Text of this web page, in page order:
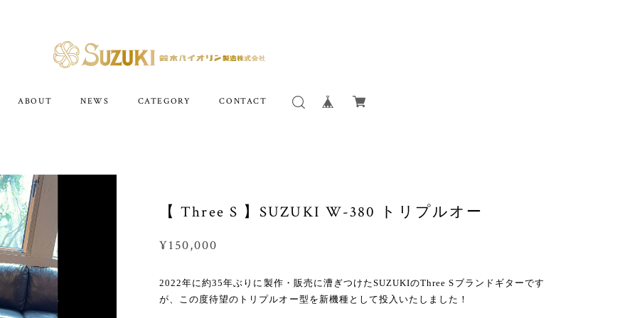
ABOUT NEWS CATEGORY CONTACT
【 Three S 】SUZUKI W-380 トリプルオー
¥150,000
2022年に約35年ぶりに製作・販売に漕ぎつけたSUZUKIのThree Sブランドギターです
が、この度待望のトリプルオー型を新機種として投入いたしました！